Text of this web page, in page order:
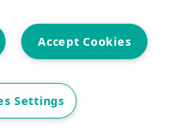
a UCI SPPI para que
a Unión de
EFC (UCI) para que me
productos y servicios de
Accept Cookies
Settings